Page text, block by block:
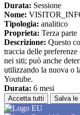
Durata: Sessione
Nome:
Tipologia: analitico
Proprieta: Terza parte
Descrizione: Questo
traccia delle
nei siti; può anche
utilizzando la nuova o
Youtube.
Durata: 6 mesi
Accetta tutti Salva le